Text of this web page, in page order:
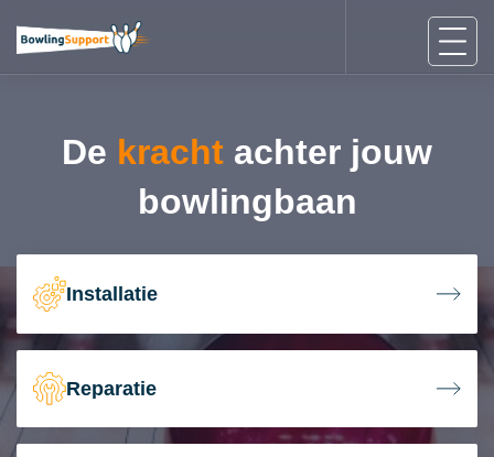
De kracht achter jouw
bowlingbaan
Installatie
Reparatie